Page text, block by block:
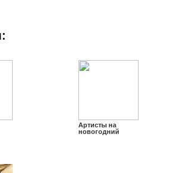
Артисты на
новогодний